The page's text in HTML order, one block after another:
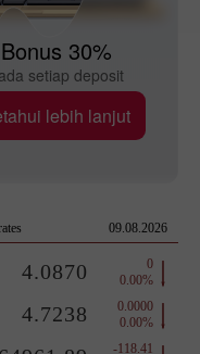
Bonus 30%
setiap deposit
lebih lanjut